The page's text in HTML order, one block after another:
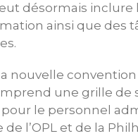
désormais inclure
ainsi que des
nouvelle convention
une grille de
le personnel
l’OPL et de la